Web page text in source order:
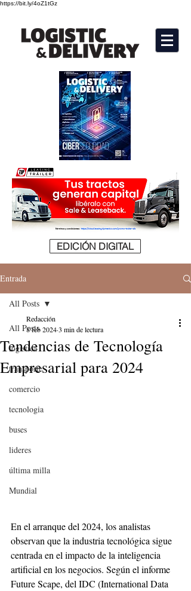
https://bit.ly/4oZ1tGz
EDICIÓN DIGITAL
Entrada
All Posts
logistica
transporte
comercio
tecnologia
buses
lideres
última milla
Mundial
All Posts
Tendencias de Tecnología
Empresarial para 2024
Redacción
8 feb 20243 min de lectura
En el arranque del 2024, los analistas
observan que la industria tecnológica sigue
centrada en el impacto de la inteligencia
artificial en los negocios. Según el informe
Future Scape, del IDC (International Data